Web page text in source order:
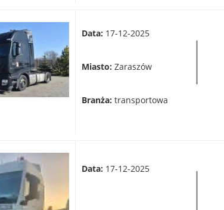
Data: 17-12-2025
Miasto: Zaraszów
Branża: transportowa
Data: 17-12-2025